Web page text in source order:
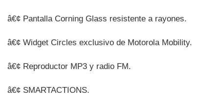
â€¢ Pantalla Corning Glass resistente a rayones.
â€¢ Widget Circles exclusivo de Motorola Mobility.
â€¢ Reproductor MP3 y radio FM.
â€¢ SMARTACTIONS.